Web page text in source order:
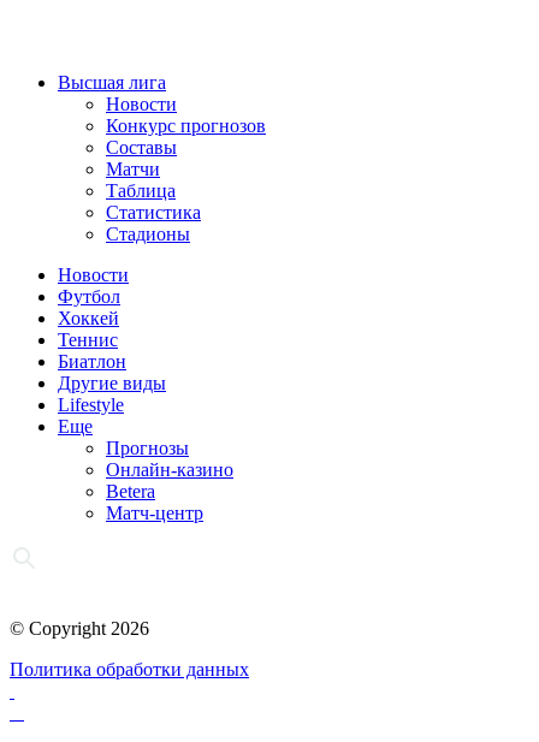
Высшая лига
Новости
Конкурс прогнозов
Составы
Матчи
Таблица
Статистика
Стадионы
Новости
Футбол
Хоккей
Теннис
Биатлон
Другие виды
Lifestyle
Еще
Прогнозы
Онлайн-казино
Betera
Матч-центр
© Copyright 2026
Политика обработки данных